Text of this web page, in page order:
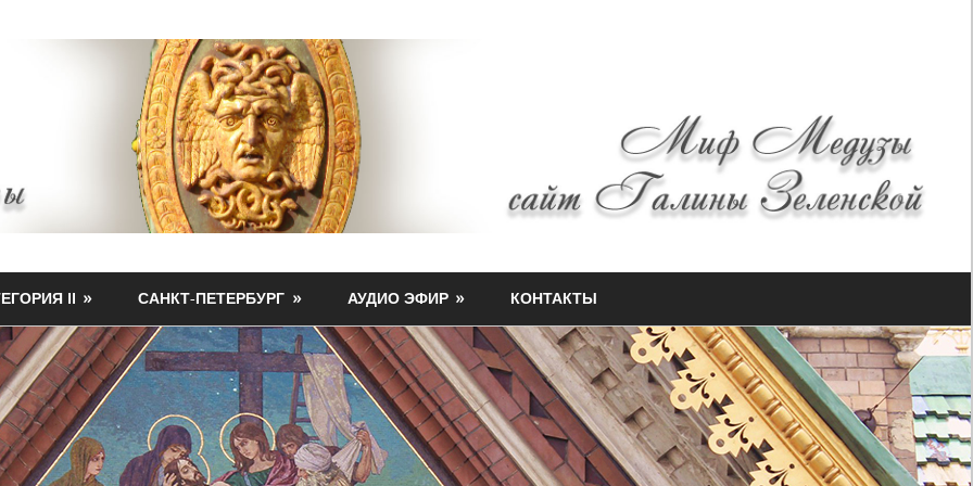
II САНКТ-ПЕТЕРБУРГ АУДИО ЭФИР КОНТАКТЫ